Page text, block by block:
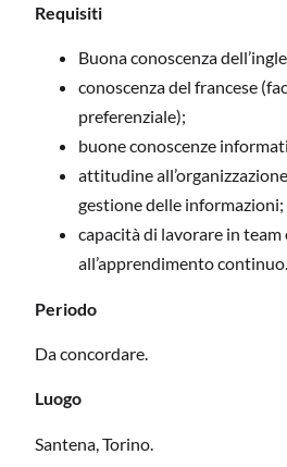
Requisiti
Buona conoscenza
conoscenza del francese
preferenziale);
buone conoscenze
attitudine
gestione delle informazioni;
capacità di lavorare in
all’apprendimento continuo.
Periodo
Da concordare.
Luogo
Santena, Torino.